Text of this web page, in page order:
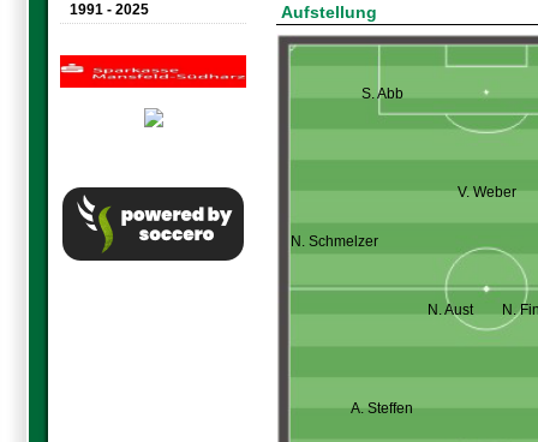
1991 - 2025 Aufstellung
S. Abb
V. Weber
N. Schmelzer
N. Aust N.
A. Steffen